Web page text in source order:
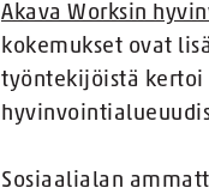
Akava Worksin
kokemukset ovat
työntekijöistä kertoi
Sosiaalialan